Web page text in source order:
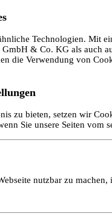
Technologien. Mit
& Co. KG als auch
die Verwendung von
zu bieten, setzen wir
Sie unsere Seiten
nutzbar zu